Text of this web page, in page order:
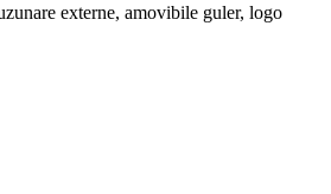
externe, amovibile guler, logo